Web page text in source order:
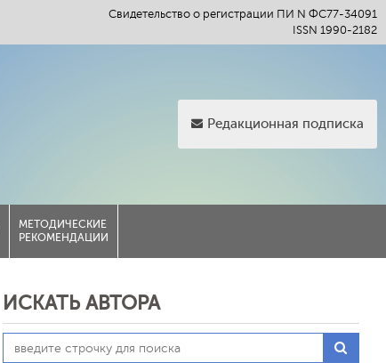
Свидетельство о регистрации ПИ N ФС77-34091
ISSN 1990-2182
Редакционная подписка
МЕТОДИЧЕСКИЕ
РЕКОМЕНДАЦИИ
ИСКАТЬ АВТОРА